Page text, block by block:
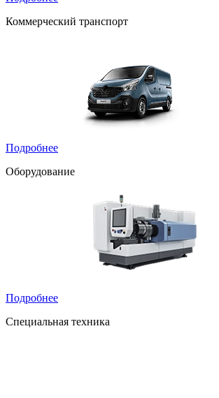
Коммерческий транспорт
Подробнее
Оборудование
Подробнее
Специальная техника